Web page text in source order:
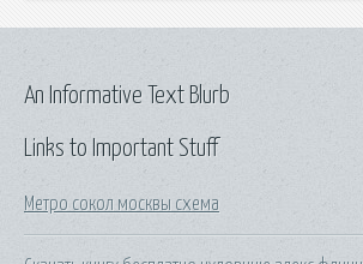
Links to Important Stuff
Метро сокол москвы схема
An Informative Text Blurb